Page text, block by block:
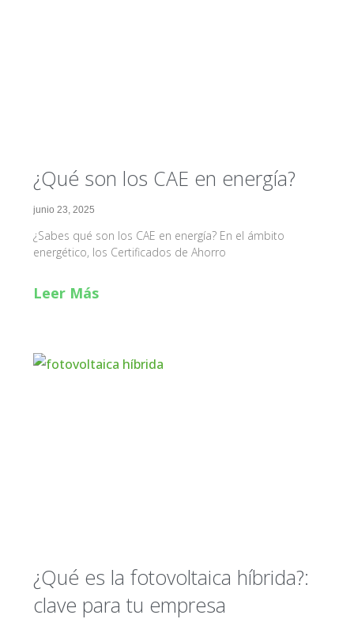
¿Qué son los CAE en energía?
junio 23, 2025
¿Sabes qué son los CAE en energía? En el ámbito
energético, los Certificados de Ahorro
Leer Más
¿Qué es la fotovoltaica híbrida?:
clave para tu empresa